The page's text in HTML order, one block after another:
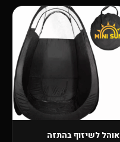
אוהל לשיזוף בהתזה